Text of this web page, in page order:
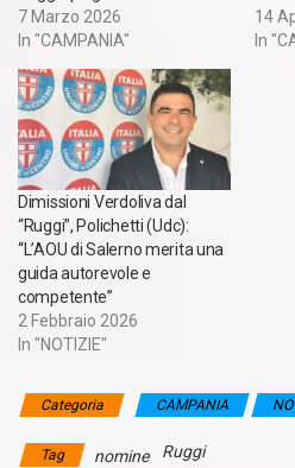
7 Marzo 2026
In "CAMPANIA"
14
In
Dimissioni Verdoliva dal
“Ruggi”, Polichetti (Udc):
“L’AOU di Salerno merita una
guida autorevole e
competente”
2 Febbraio 2026
In "NOTIZIE"
Categoria CAMPANIA
Tag nomine Ruggi